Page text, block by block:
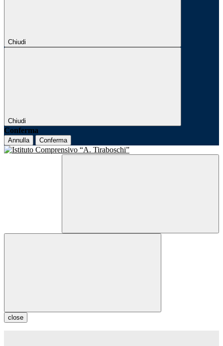
Chiudi
Chiudi
Conferma
Annulla Conferma
close